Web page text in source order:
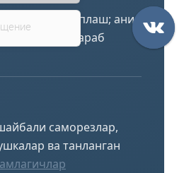
устма-уст қоплаш; аниқ
каркасга қараб
саморезлар,
ва танланган